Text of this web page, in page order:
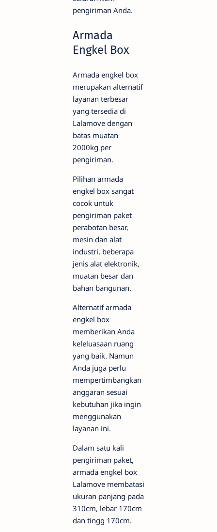
pengiriman Anda.
Armada
Engkel Box
Armada engkel box
merupakan alternatif
layanan terbesar
yang tersedia di
Lalamove dengan
batas muatan
2000kg per
pengiriman.
Pilihan armada
engkel box sangat
cocok untuk
pengiriman paket
perabotan besar,
mesin dan alat
industri, beberapa
jenis alat elektronik,
muatan besar dan
bahan bangunan.
Alternatif armada
engkel box
memberikan Anda
keleluasaan ruang
yang baik. Namun
Anda juga perlu
mempertimbangkan
anggaran sesuai
kebutuhan jika ingin
menggunakan
layanan ini.
Dalam satu kali
pengiriman paket,
armada engkel box
Lalamove membatasi
ukuran panjang pada
310cm, lebar 170cm
dan tingg 170cm.